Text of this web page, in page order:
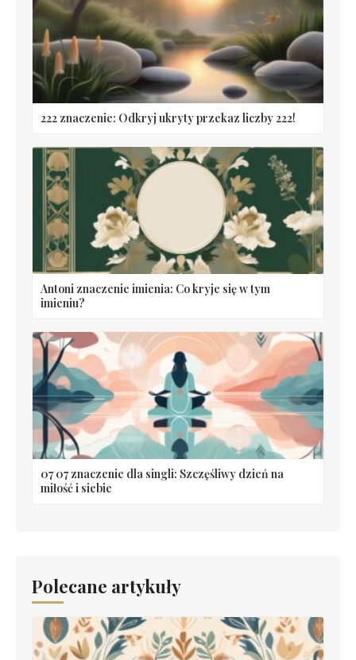
222 znaczenie: Odkryj ukryty przekaz liczby 222!
Antoni znaczenie imienia: Co kryje się w tym
imieniu?
07 07 znaczenie dla singli: Szczęśliwy dzień na
miłość i siebie
Polecane artykuły